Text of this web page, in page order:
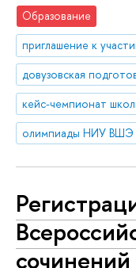
Образование
приглашение к
довузовская
олимпиады НИУ ВШЭ